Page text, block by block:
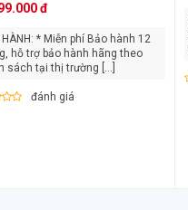
đ
phí Bảo hành 12
hỗ trợ bảo hành hãng theo
sách tại thị trường [...]
đánh giá